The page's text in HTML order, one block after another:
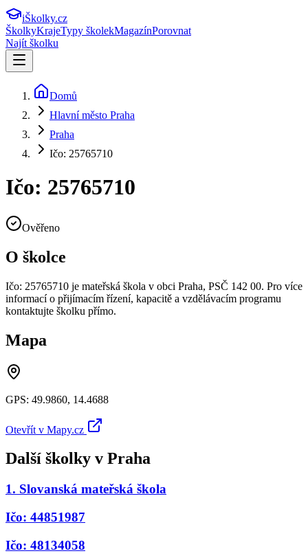
iŠkolky.cz
ŠkolkyKrajeTypy školekMagazínPorovnat
Najít školku
Domů
Hlavní město Praha
Praha
Ičo: 25765710
Ičo: 25765710
Ověřeno
O školce
Ičo: 25765710 je mateřská škola v obci Praha, PSČ 142 00. Pro více
informací o přijímacím řízení, kapacitě a vzdělávacím programu
kontaktujte školku přímo.
Mapa
GPS: 49.9860, 14.4688
Otevřít v Mapy.cz
Další školky v Praha
1. Slovanská mateřská škola
Ičo: 44851987
Ičo: 48134058